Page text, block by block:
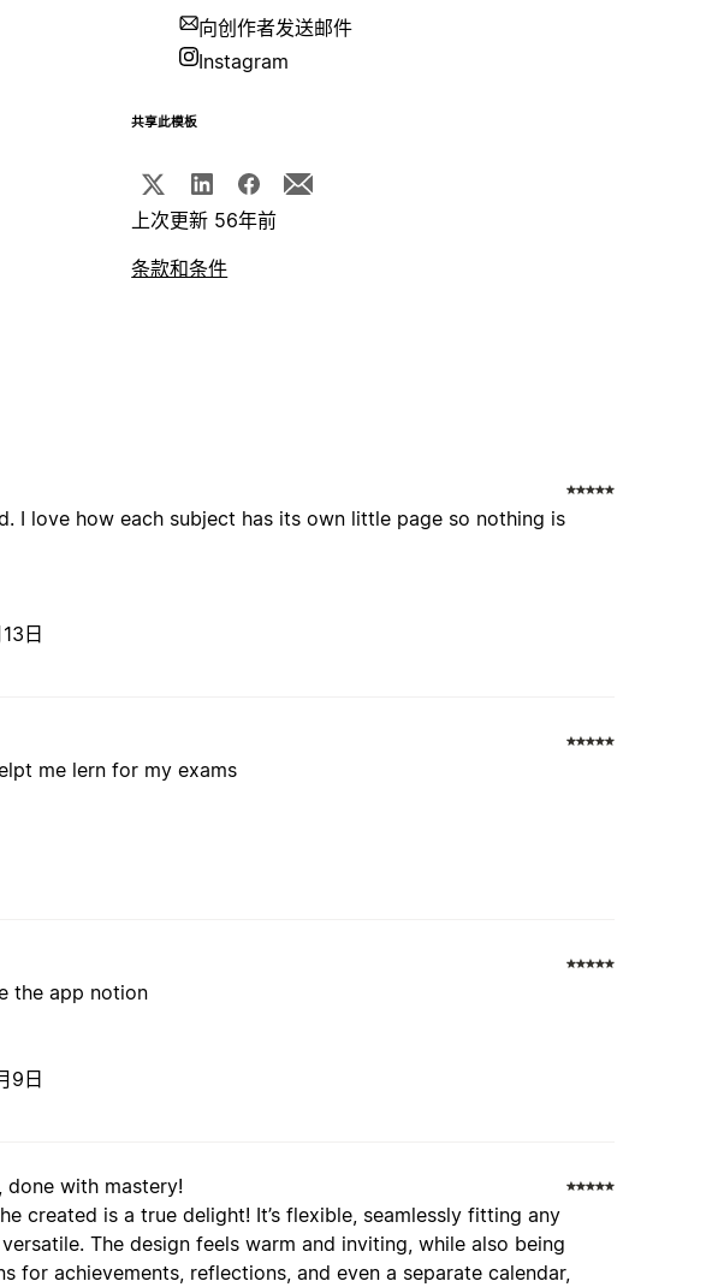
向创作者发送邮件
Instagram
共享此模板
上次更新 56年前
条款和条件
I love how each subject has its own little page so nothing is
日
me lern for my exams
the app notion
9日
done with mastery!
created is a true delight! It’s flexible, seamlessly fitting any
The design feels warm and inviting, while also being
for achievements, reflections, and even a separate calendar,